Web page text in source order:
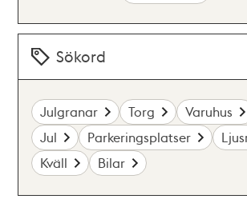
Sökord
Julgranar Torg Varuhus
Jul
Parkeringsplatser
Kväll
Bilar